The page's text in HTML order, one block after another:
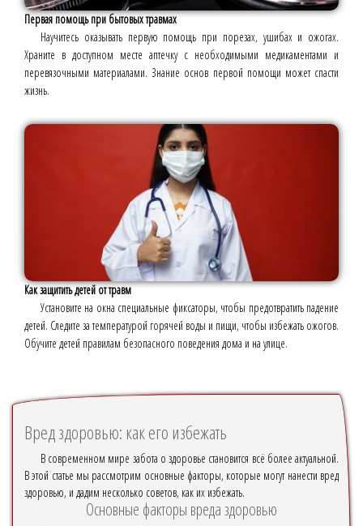
Первая помощь при бытовых травмах
Научитесь оказывать первую помощь при порезах, ушибах и ожогах.
Храните в доступном месте аптечку с необходимыми медикаментами и
перевязочными материалами. Знание основ первой помощи может спасти
жизнь.
Как защитить детей от травм
Установите на окна специальные фиксаторы, чтобы предотвратить падение
детей. Следите за температурой горячей воды и пищи, чтобы избежать ожогов.
Обучите детей правилам безопасного поведения дома и на улице.
Вред здоровью: как его избежать
В современном мире забота о здоровье становится всё более актуальной.
В этой статье мы рассмотрим основные факторы, которые могут нанести вред
здоровью, и дадим несколько советов, как их избежать.
Основные факторы вреда здоровью